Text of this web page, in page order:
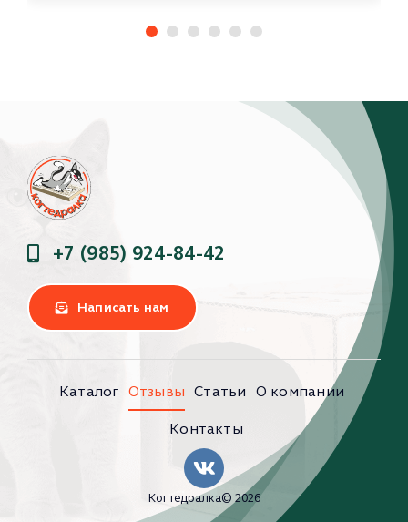
+7 (985) 924-84-42
Написать нам
Каталог Отзывы Статьи О компании
Контакты
Когтедралка© 2026